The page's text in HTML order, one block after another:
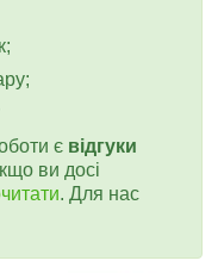
є відгуки
ви досі
. Для нас